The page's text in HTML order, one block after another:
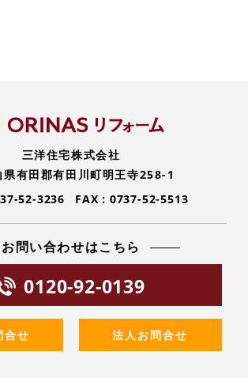
三洋住宅株式会社
県有田郡有田川町明王寺258-1
52-3236 FAX : 0737-52-5513
お問い合わせはこちら
0120-92-0139
合せ 法人お問合せ